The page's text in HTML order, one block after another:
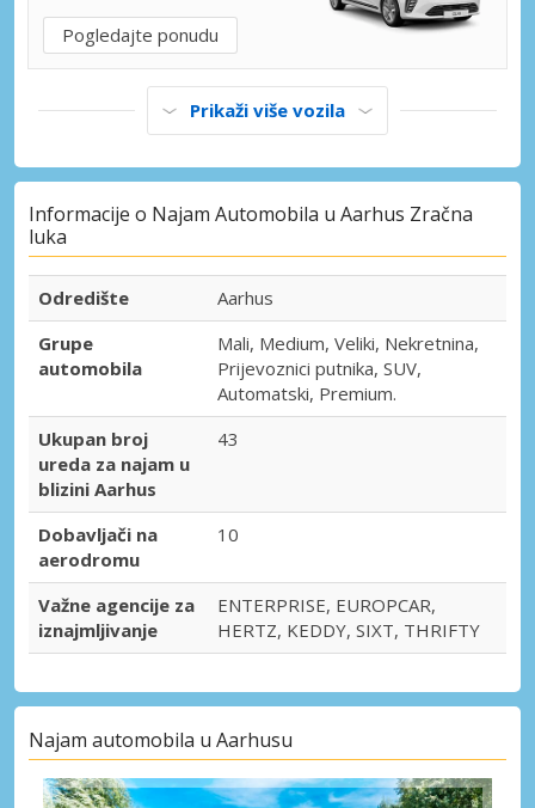
Pogledajte ponudu
Prikaži više vozila
Informacije o Najam Automobila u Aarhus Zračna
luka
Odredište
Aarhus
Grupe
automobila
Mali, Medium, Veliki, Nekretnina,
Prijevoznici putnika, SUV,
Automatski, Premium.
Ukupan broj
ureda za najam u
blizini Aarhus
43
Dobavljači na
aerodromu
10
Važne agencije za
iznajmljivanje
ENTERPRISE, EUROPCAR,
HERTZ, KEDDY, SIXT, THRIFTY
Najam automobila u Aarhusu